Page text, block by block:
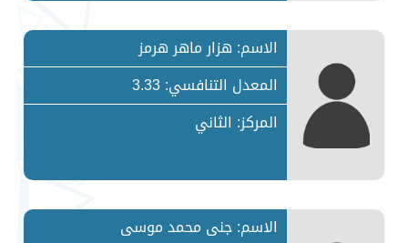
الاسم: هزار ماهر هرمز
المعدل التنافسي: 3.33
المركز: الثاني
الاسم: جنى محمد موسى